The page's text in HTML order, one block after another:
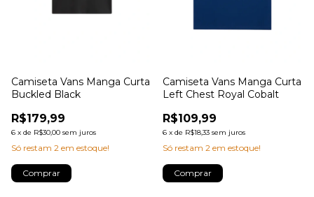
Camiseta Vans Manga Curta
Buckled Black
R$179,99
6 x de R$30,00 sem juros
Só restam 2 em estoque!
Comprar
Camiseta Vans Manga Curta
Left Chest Royal Cobalt
R$109,99
6 x de R$18,33 sem juros
Só restam 2 em estoque!
Comprar